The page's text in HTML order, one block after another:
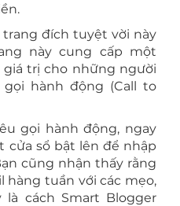
trang đích tuyệt vời này
này cung cấp một
trị cho những người
hành động (Call to
gọi hành động, ngay
cửa sổ bật lên để nhập
cũng nhận thấy rằng
hàng tuần với các mẹo,
cách Smart Blogger